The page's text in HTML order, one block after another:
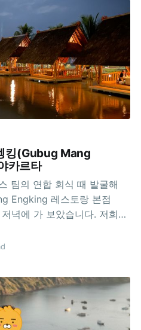
킹(Gubug Mang
카르타
팀의 연합 회식 때 발굴해
Engking 레스토랑 본점
녁에 가 보았습니다. 저희
니다. 쩨봉안 시장(Pasar
거의 직진만 하면 되어서